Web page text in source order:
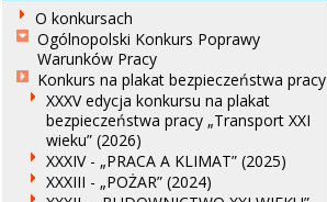
O konkursach
Ogólnopolski Konkurs Poprawy
Warunków Pracy
Konkurs na plakat bezpieczeństwa pracy
XXXV edycja konkursu na plakat
bezpieczeństwa pracy „Transport XXI
wieku” (2026)
XXXIV - „PRACA A KLIMAT” (2025)
XXXIII - „POŻAR” (2024)